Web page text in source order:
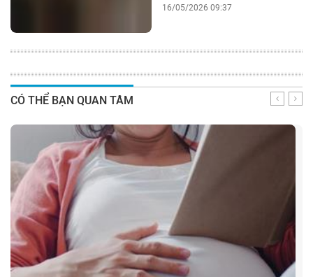
16/05/2026 09:37
CÓ THỂ BẠN QUAN TÂM